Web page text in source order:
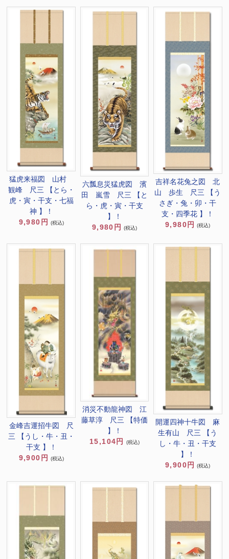
猛虎来福図 山村
観峰 尺三 【とら・
虎・寅・干支・七福
神 】！
9,980円
(税込)
六瓢息災猛虎図 濱
田 嵐雪 尺三 【と
ら・虎・寅・干支
】！
9,980円
(税込)
吉祥名花兔之図 北
山 歩生 尺三 【う
さぎ・兔・卯・干
支・四季花 】！
9,980円
(税込)
金峰吉運招牛図 尺
三 【うし・牛・丑・
干支 】！
9,900円
(税込)
消災不動龍神図 江
藤草淳 尺三 【特価
】！
15,104円
(税込)
開運四神十牛図 麻
生有山 尺三 【う
し・牛・丑・干支
】！
9,900円
(税込)